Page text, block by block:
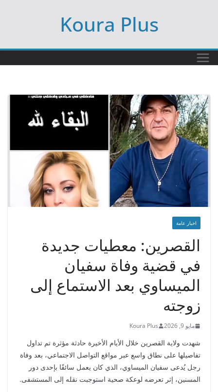
Koura Plus
اخبار عامة
القصرين: معطيات جديدة
في قضية وفاة سفيان
الميساوي بعد الاستماع إلى
زوجته
مايو 9, 2026 Koura Plus
شهدت ولاية القصرين خلال الأيام الأخيرة حادثة مؤثرة تم تداول
تفاصيلها على نطاق واسع عبر مواقع التواصل الاجتماعي، بعد وفاة
رجل يُدعى سفيان الميساوي، الذي كان يعمل سائقًا بإحدى دور
المسنين، إثر تعرضه لوعكة صحية استوجبت نقله إلى المستشفى.